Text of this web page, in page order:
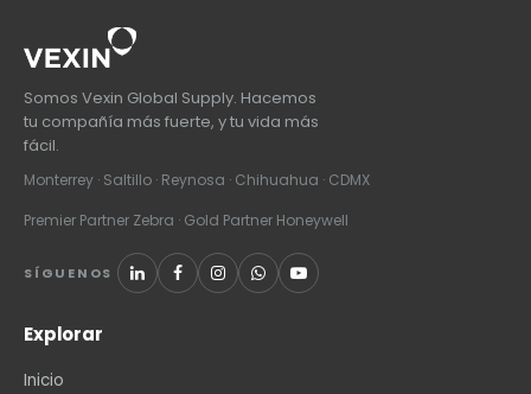
Somos Vexin Global Supply. Hacemos
tu compañía más fuerte, y tu vida más
fácil.
Monterrey · Saltillo · Reynosa · Chihuahua · CDMX
Premier Partner Zebra · Gold Partner Honeywell
SÍGUENOS
Explorar
Inicio